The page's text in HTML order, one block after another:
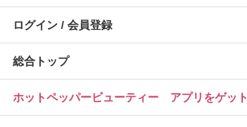
ログイン / 会員登録
総合トップ
ホットペッパービューティー アプリをゲット